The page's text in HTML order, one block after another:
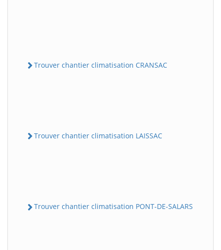
Trouver chantier climatisation CRANSAC
Trouver chantier climatisation LAISSAC
Trouver chantier climatisation PONT-DE-SALARS